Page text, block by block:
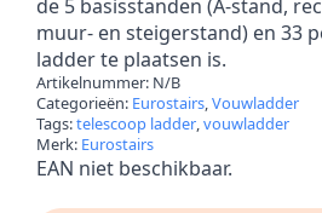
de 5 basisstanden (A-stand,
muur- en steigerstand) en 33
ladder te plaatsen is.
Artikelnummer: N/B
Categorieën: Eurostairs,Vouwladder
Tags:telescoop ladder,vouwladder
Merk: Eurostairs
EAN niet beschikbaar.